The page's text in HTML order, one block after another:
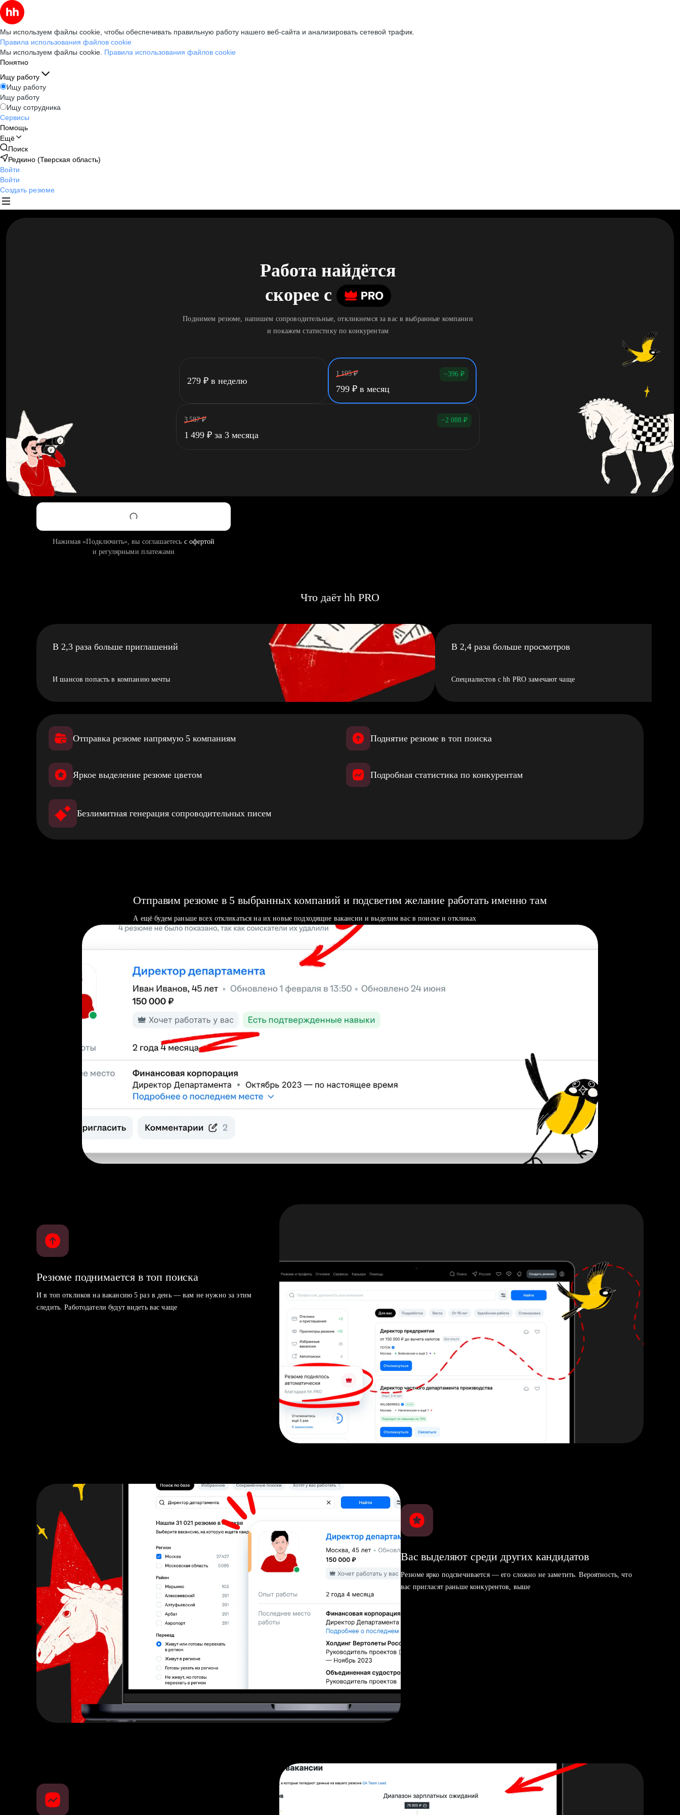
Мы используем файлы cookie, чтобы обеспечивать правильную работу нашего веб-сайта и анализировать сетевой трафик.
Правила использования файлов cookie
Мы используем файлы cookie. Правила использования файлов cookie
Понятно
Ищу работу
Ищу работу
Ищу работу
Ищу сотрудника
Сервисы
Помощь
Ещё
Поиск
Редкино (Тверская область)
Войти
Войти
Создать резюме
Работа найдётся
скорее c
Поднимем резюме, напишем сопроводительные, откликнемся за вас в выбранные компании
и покажем статистику по конкурентам
279 ₽ в неделю
1 195 ₽ −396 ₽
799 ₽ в месяц
3 587 ₽ −2 088 ₽
1 499 ₽ за 3 месяца
Нажимая «Подключить», вы соглашаетесь с офертой
и регулярными платежами
Что даёт hh PRO
В 2,3 раза больше приглашений
И шансов попасть в компанию мечты
В 2,4 раза больше просмотров
Специалистов с hh PRO замечают чаще
Отправка резюме напрямую 5 компаниям Поднятие резюме в топ поиска
Яркое выделение резюме цветом Подробная статистика по конкурентам
Безлимитная генерация сопроводительных писем
Отправим резюме в 5 выбранных компаний и подсветим желание работать именно там
А ещё будем раньше всех откликаться на их новые подходящие вакансии и выделим вас в поиске и откликах
Резюме поднимается в топ поиска
И в топ откликов на вакансию 5 раз в день — вам не нужно за этим
следить. Работодатели будут видеть вас чаще
Вас выделяют среди других кандидатов
Резюме ярко подсвечивается — его сложно не заметить. Вероятность, что
вас пригласят раньше конкурентов, выше